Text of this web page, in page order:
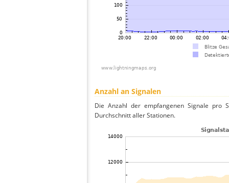
Anzahl an Signalen
Die Anzahl der empfangenen Signale pro
Durchschnitt aller Stationen.